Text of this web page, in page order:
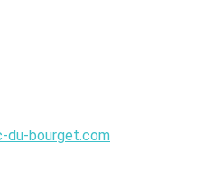
du-bourget.com